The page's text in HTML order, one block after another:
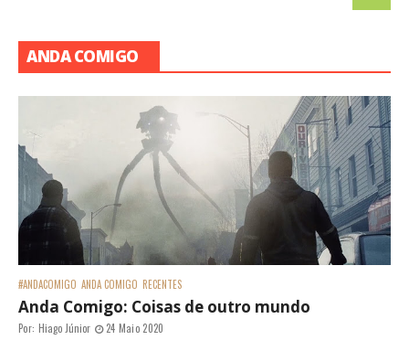
ANDA COMIGO
#ANDACOMIGO ANDA COMIGO RECENTES
Anda Comigo: Coisas de outro mundo
Por: Hiago Júnior 24 Maio 2020